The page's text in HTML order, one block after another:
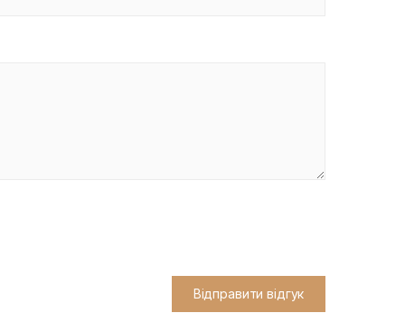
Відправити відгук